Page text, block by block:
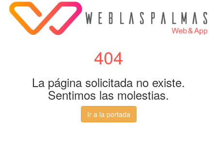
404
La página solicitada no existe.
Sentimos las molestias.
Ir a la portada